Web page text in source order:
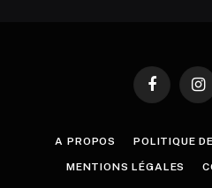
Facebook
A PROPOS POLITIQUE
MENTIONS LÉGALES